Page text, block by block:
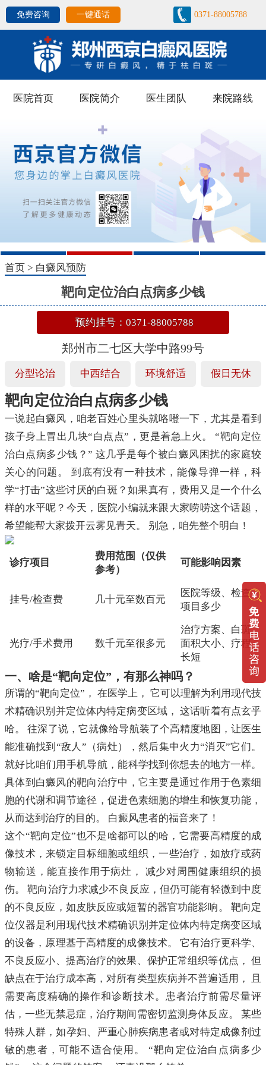
免费咨询 一键通话 0371-88005788
医院首页 医院简介 医生团队 来院路线
1 2 3 4
首页 > 白癜风预防
靶向定位治白点病多少钱
预约挂号：0371-88005788
郑州市二七区大学中路99号
分型论治 中西结合 环境舒适 假日无休
靶向定位治白点病多少钱
一说起白癜风，咱老百姓心里头就咯噔一下，尤其是看到
孩子身上冒出几块“白点点”，更是着急上火。 “靶向定位
治白点病多少钱？” 这几乎是每个被白癜风困扰的家庭较
关心的问题。 到底有没有一种技术，能像导弹一样，科
学“打击”这些讨厌的白斑？如果真有，费用又是一个什么
样的水平呢？今天，医院小编就来跟大家唠唠这个话题，
希望能帮大家拨开云雾见青天。 别急，咱先整个明白！
诊疗项目
费用范围（仅供
参考）
可能影响因素
挂号/检查费 几十元至数百元
医院等级、检查
项目多少
光疗/手术费用 数千元至很多元
治疗方案、白斑
面积大小、疗程
长短
一、啥是“靶向定位”，有那么神吗？
所谓的“靶向定位”， 在医学上， 它可以理解为利用现代技
术精确识别并定位体内特定病变区域， 这话听着有点玄乎
哈。 往深了说，它就像给导航装了个高精度地图，让医生
能准确找到“敌人”（病灶），然后集中火力“消灭”它们。
就好比咱们用手机导航，能科学找到你想去的地方一样。
具体到白癜风的靶向治疗中，它主要是通过作用于色素细
胞的代谢和调节途径，促进色素细胞的增生和恢复功能，
从而达到治疗的目的。 白癜风患者的福音来了！
这个“靶向定位”也不是啥都可以的哈，它需要高精度的成
像技术，来锁定目标细胞或组织，一些治疗，如放疗或药
物输送，能直接作用于病灶， 减少对周围健康组织的损
伤。 靶向治疗力求减少不良反应，但仍可能有轻微到中度
的不良反应，如皮肤反应或短暂的器官功能影响。 靶向定
位仪器是利用现代技术精确识别并定位体内特定病变区域
的设备，原理基于高精度的成像技术。 它有治疗更科学、
不良反应小、提高治疗的效果、保护正常组织等优点， 但
缺点在于治疗成本高，对所有类型疾病并不普遍适用， 且
需要高度精确的操作和诊断技术。患者治疗前需尽量评
估，一些无禁忌症，治疗期间需密切监测身体反应。 某些
特殊人群，如孕妇、严重心肺疾病患者或对特定成像剂过
敏的患者，可能不适合使用。 “靶向定位治白点病多少